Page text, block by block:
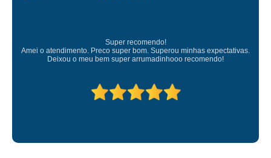
Super recomendo!
Amei o atendimento. Preco super bom. Superou minhas expectativas.
Deixou o meu bem super arrumadinhooo recomendo!